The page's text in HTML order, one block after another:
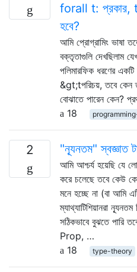
forall t: প্রকার,
হবে?
আমি প্রোগ্রামিং ভাষা
বক্তৃতাগুলি দেখছিলাম
পলিমারফিক ধরণের
&gt;tপরিচয়, তবে কেন
বোঝাতে পারেন কেন?
18
2 "ন্যূনতম" স্বজ্ঞাত
আমি আশ্চর্য হয়েছি যে
করে চলেছে তবে কেউ
মনে হচ্ছে না (বা আমি
ম্যাথ্যাটিশিয়ানরা
সঠিকভাবে বুঝতে পারি
Prop, …
18
type-theory